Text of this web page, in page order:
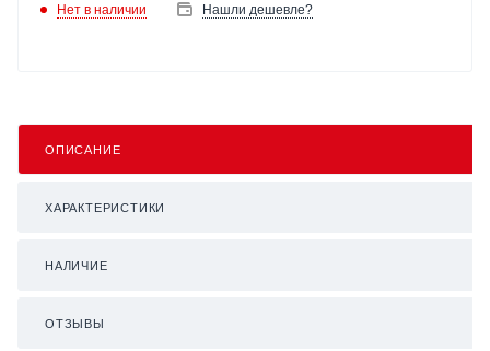
Нет в наличии Нашли дешевле?
ОПИСАНИЕ
ХАРАКТЕРИСТИКИ
НАЛИЧИЕ
ОТЗЫВЫ